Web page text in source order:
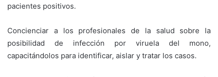
pacientes positivos.
Concienciar a los profesionales de la salud sobre la
posibilidad de infección por viruela del mono,
capacitándolos para identificar, aislar y tratar los casos.